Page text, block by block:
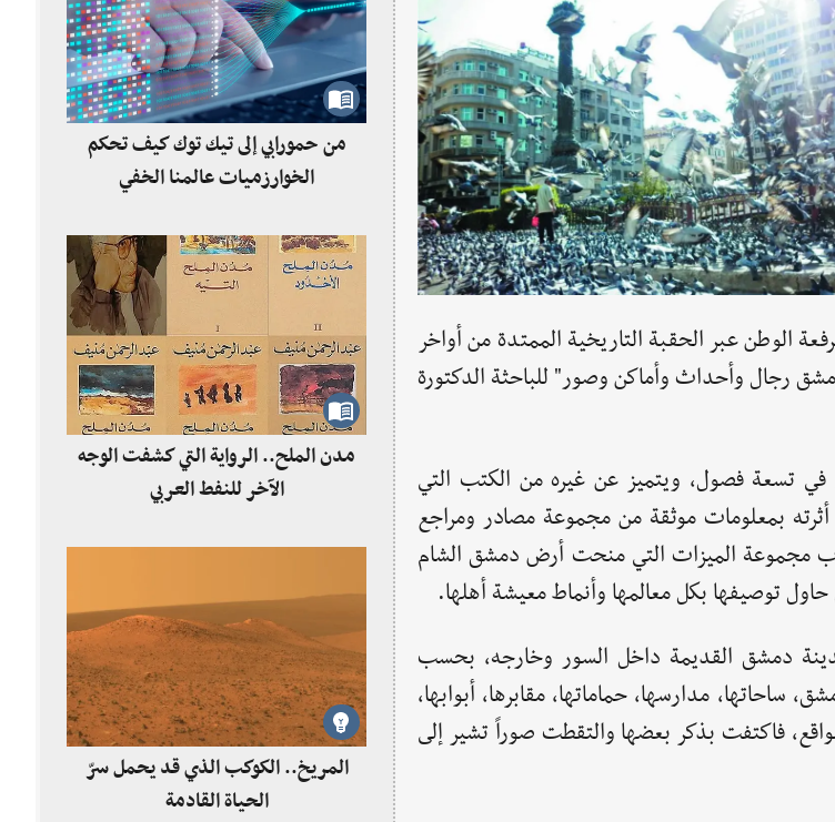
الوطن عبر الحقبة التاريخية الممتدة من أواخر
رجال وأحداث وأماكن وصور" للباحثة الدكتورة
تسعة فصول، ويتميز عن غيره من الكتب التي
بمعلومات موثقة من مجموعة مصادر ومراجع
عاصمة الثقافة العربية لعام 2008. وأبان الكتاب مجموعة الميزات التي منحت أرض دمشق الشام
توصيفها بكل معالمها وأنماط معيشة أهلها.
دمشق القديمة داخل السور وخارجه، بحسب
ساحاتها، مدارسها، حماماتها، مقابرها، أبوابها،
فاكتفت بذكر بعضها والتقطت صوراً تشير إلى
من حمورابي إلى تيك توك كيف تحكم
الخوارزميات عالمنا الخفي
مدن الملح.. الرواية التي كشفت الوجه
الآخر للنفط العربي
المريخ.. الكوكب الذي قد يحمل سرّ
الحياة القادمة